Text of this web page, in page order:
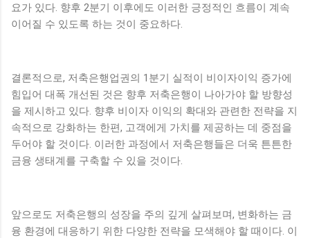
요가 있다. 향후 2분기 이후에도 이러한 긍정적인 흐름이 계속
이어질 수 있도록 하는 것이 중요하다.
결론적으로, 저축은행업권의 1분기 실적이 비이자이익 증가에
힘입어 대폭 개선된 것은 향후 저축은행이 나아가야 할 방향성
을 제시하고 있다. 향후 비이자 이익의 확대와 관련한 전략을 지
속적으로 강화하는 한편, 고객에게 가치를 제공하는 데 중점을
두어야 할 것이다. 이러한 과정에서 저축은행들은 더욱 튼튼한
금융 생태계를 구축할 수 있을 것이다.
앞으로도 저축은행의 성장을 주의 깊게 살펴보며, 변화하는 금
융 환경에 대응하기 위한 다양한 전략을 모색해야 할 때이다. 이